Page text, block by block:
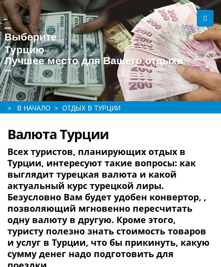
Выберите
Турцию
Лучшее место для Вашего отдыха
> В НАЧАЛО > ОТДЫХ В ТУРЦИИ
Валюта Турции
Всех туристов, планирующих отдых в
Турции, интересуют такие вопросы: как
выглядит турецкая валюта и какой
актуальный курс турецкой лиры.
Безусловно Вам будет удобен конвертор, ,
позволяющий мгновенно пересчитать
одну валюту в другую. Кроме этого,
туристу полезно знать стоимость товаров
и услуг в Турции, что бы прикинуть, какую
сумму денег надо подготовить для